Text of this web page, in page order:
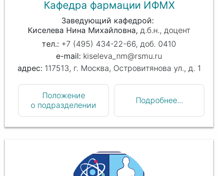
Кафедра фармации ИФМХ
Заведующий кафедрой
Киселева Нина Михайловна д.б.н., доцент
+7 (495) 434-22-66, доб. 0410
kiseleva_nm@rsmu.ru
117513, г. Москва, Островитянова ул., д. 1
Положение
о подразделении
Подробнее...